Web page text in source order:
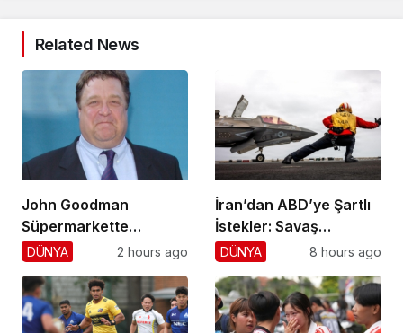
Related News
John Goodman
Süpermarkette
Hayranlarını Şaşırttı!
DÜNYA 2 hours ago
İran’dan ABD’ye Şartlı
İstekler: Savaş
Sonlansın!
DÜNYA 8 hours ago